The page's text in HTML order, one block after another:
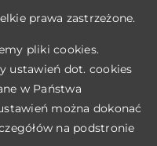
prawa zastrzeżone.
pliki cookies.
ustawień dot. cookies
w Państwa
można dokonać
na podstronie